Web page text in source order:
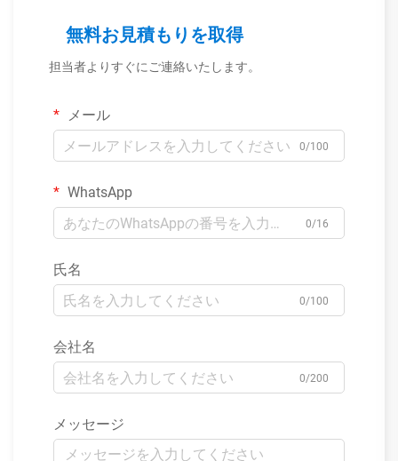
無料お見積もりを取得
担当者よりすぐにご連絡いたします。
メール
0/100
WhatsApp
0/16
氏名
0/100
会社名
0/200
メッセージ